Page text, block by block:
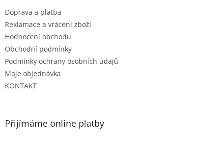
Doprava a platba
Reklamace a vrácení zboží
Hodnocení obchodu
Obchodní podmínky
Podmínky ochrany osobních údajů
Moje objednávka
KONTAKT
Přijímáme online platby